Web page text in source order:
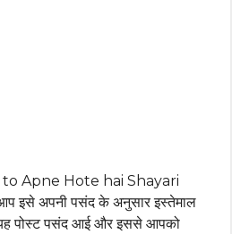
to Apne Hote hai Shayari
इसे अपनी पसंद के अनुसार इस्तेमाल
पोस्ट पसंद आई और इससे आपको